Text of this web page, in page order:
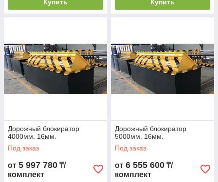
Купить Купить
Дорожный блокиратор
4000мм. 16мм.
Под заказ
от 5 997 780 ₸/
комплект
Дорожный блокиратор
5000мм. 16мм.
Под заказ
от 6 555 600 ₸/
комплект